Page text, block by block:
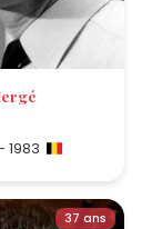
1983
37 ans